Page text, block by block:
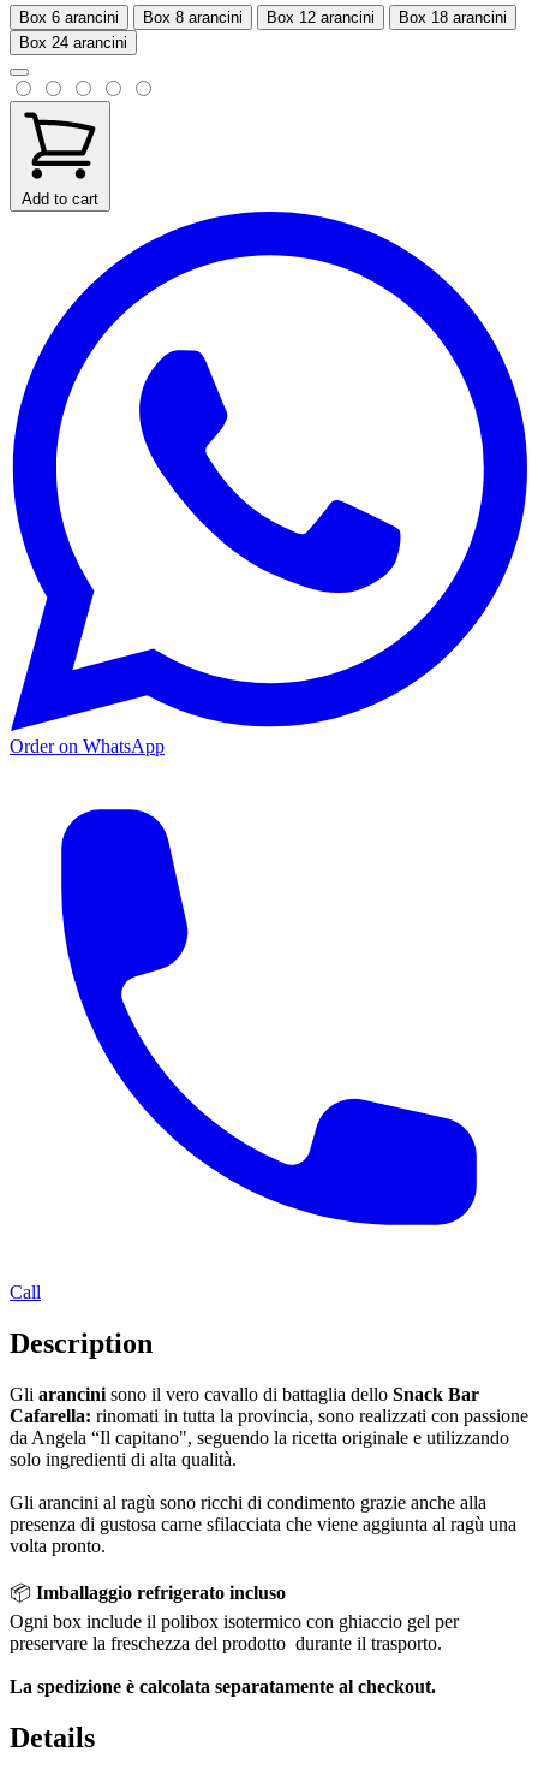
Box 6 arancini Box 8 arancini Box 12 arancini
Box 18 arancini
Box 24 arancini
Add to cart
Order on WhatsApp
Call
Description
Gli arancini sono il vero cavallo di battaglia dello Snack Bar
Cafarella: rinomati in tutta la provincia, sono realizzati con passione
da Angela “Il capitano", seguendo la ricetta originale e utilizzando
solo ingredienti di alta qualità.
Gli arancini al ragù sono ricchi di condimento grazie anche alla
presenza di gustosa carne sfilacciata che viene aggiunta al ragù una
volta pronto.
📦 Imballaggio refrigerato incluso
Ogni box include il polibox isotermico con ghiaccio gel per
preservare la freschezza del prodotto durante il trasporto.
La spedizione è calcolata separatamente al checkout.
Details